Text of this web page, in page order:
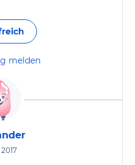
melden